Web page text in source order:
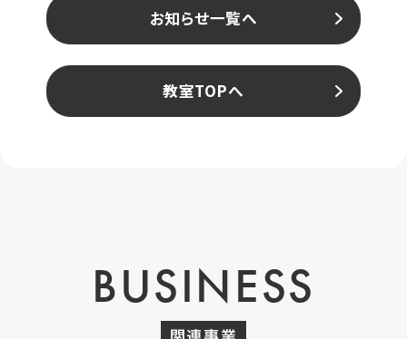
お知らせ一覧へ
教室TOPへ
BUSINESS